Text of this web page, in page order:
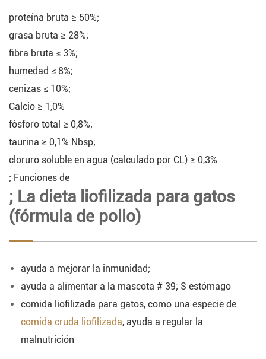
proteína bruta ≥ 50%;
grasa bruta ≥ 28%;
fibra bruta ≤ 3%;
humedad ≤ 8%;
cenizas ≤ 10%;
Calcio ≥ 1,0%
fósforo total ≥ 0,8%;
taurina ≥ 0,1% Nbsp;
cloruro soluble en agua (calculado por CL) ≥ 0,3%
; Funciones de
; La dieta liofilizada para gatos
(fórmula de pollo)
ayuda a mejorar la inmunidad;
ayuda a alimentar a la mascota # 39; S estómago
comida liofilizada para gatos, como una especie de
comida cruda liofilizada, ayuda a regular la
malnutrición